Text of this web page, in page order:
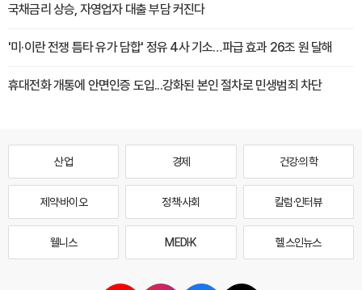
국채금리 상승, 자영업자 대출 부담 커진다
'미·이란 전쟁 틈타 유가 담합' 정유 4사 기소…파급 효과 26조 원 달해
휴대전화 개통에 안면인증 도입...강화된 본인 절차로 민생범죄 차단
산업 경제 건강·의학
제약·바이오 정책·사회 칼럼·인터뷰
웰니스 MEDI·K 헬스인뉴스